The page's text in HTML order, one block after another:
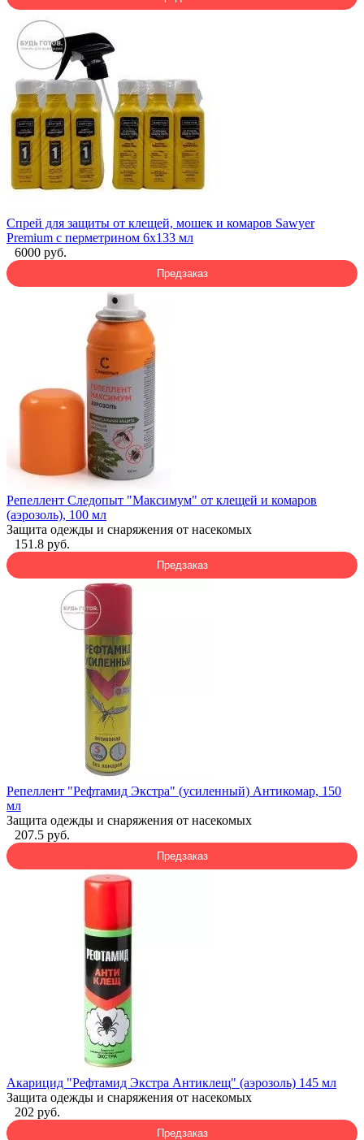
Спрей для защиты от клещей, мошек и комаров Sawyer
Premium с перметрином 6х133 мл
6000 руб.
Предзаказ
Репеллент Следопыт "Максимум" от клещей и комаров
(аэрозоль), 100 мл
Защита одежды и снаряжения от насекомых
151.8 руб.
Предзаказ
Репеллент "Рефтамид Экстра" (усиленный) Антикомар, 150
мл
Защита одежды и снаряжения от насекомых
207.5 руб.
Предзаказ
Акарицид "Рефтамид Экстра Антиклещ" (аэрозоль) 145 мл
Защита одежды и снаряжения от насекомых
202 руб.
Предзаказ